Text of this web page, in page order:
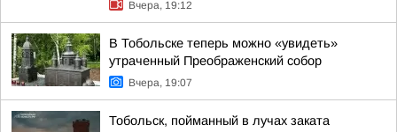
Вчера, 19:12
В Тобольске теперь можно «увидеть»
утраченный Преображенский собор
Вчера, 19:07
Тобольск, пойманный в лучах заката